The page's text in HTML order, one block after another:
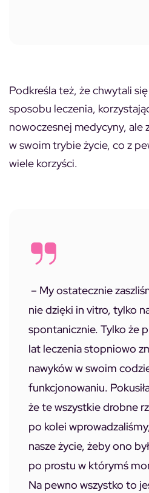
Podkreśla też, że chwytali
sposobu leczenia,
nowoczesnej medycyny, ale
w swoim trybie życie, co z
wiele korzyści.
– My ostatecznie
nie dzięki in vitro, tylko
spontanicznie. Tylko że
lat leczenia stopniowo
nawyków w swoim
funkcjonowaniu.
że te wszystkie drobne
po kolei
nasze życie, żeby ono
po prostu w którymś
Na pewno wszystko to